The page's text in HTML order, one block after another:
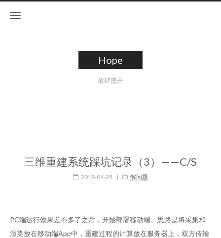
Hope
放肆盛开
三维重建系统踩坑记录（3）——C/S
2018-04-25 | 解问题
PC端运行效果差不多了之后，开始部署移动端。思路是将采集和
渲染放在移动端App中，重建过程的计算放在服务器上，双方传输